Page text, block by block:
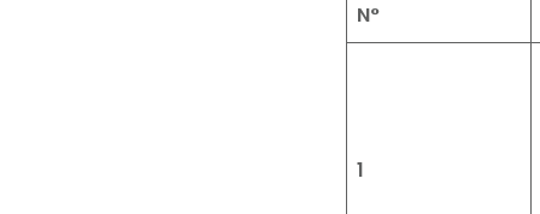
N°
1